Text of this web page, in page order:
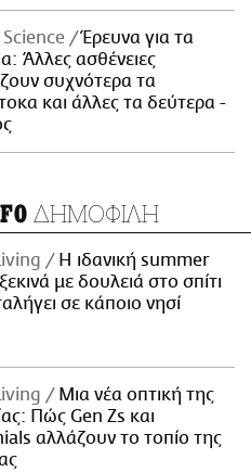
Έρευνα για τα
Άλλες ασθένειες
συχνότερα τα
και άλλες τα δεύτερα -
ΔΗΜΟΦΙΛΗ
Η ιδανική summer
με δουλειά στο σπίτι
σε κάποιο νησί
Μια νέα οπτική της
Πώς Gen Zs και
αλλάζουν το τοπίο της